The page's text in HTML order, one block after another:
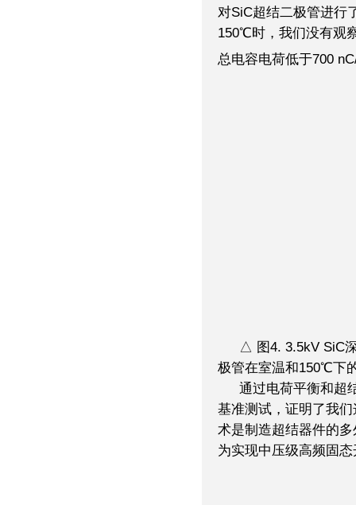
对SiC超结二极管进行
150℃时，我们没有观
总电容电荷低于700
△ 图4. 3.5kV SiC
极管在室温和150℃下
通过电荷平衡和超
基准测试，证明了我
术是制造超结器件的
为实现中压级高频固